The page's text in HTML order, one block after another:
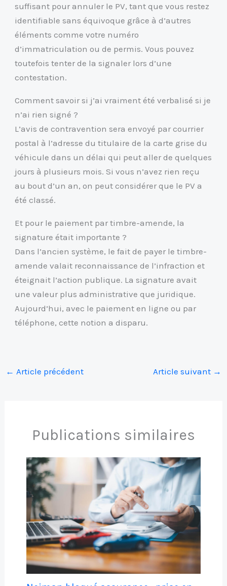
suffisant pour annuler le PV, tant que vous restez
identifiable sans équivoque grâce à d’autres
éléments comme votre numéro
d’immatriculation ou de permis. Vous pouvez
toutefois tenter de la signaler lors d’une
contestation.
Comment savoir si j’ai vraiment été verbalisé si je
n’ai rien signé ?
L’avis de contravention sera envoyé par courrier
postal à l’adresse du titulaire de la carte grise du
véhicule dans un délai qui peut aller de quelques
jours à plusieurs mois. Si vous n’avez rien reçu
au bout d’un an, on peut considérer que le PV a
été classé.
Et pour le paiement par timbre-amende, la
signature était importante ?
Dans l’ancien système, le fait de payer le timbre-
amende valait reconnaissance de l’infraction et
éteignait l’action publique. La signature avait
une valeur plus administrative que juridique.
Aujourd’hui, avec le paiement en ligne ou par
téléphone, cette notion a disparu.
← Article précédent Article suivant →
Publications similaires